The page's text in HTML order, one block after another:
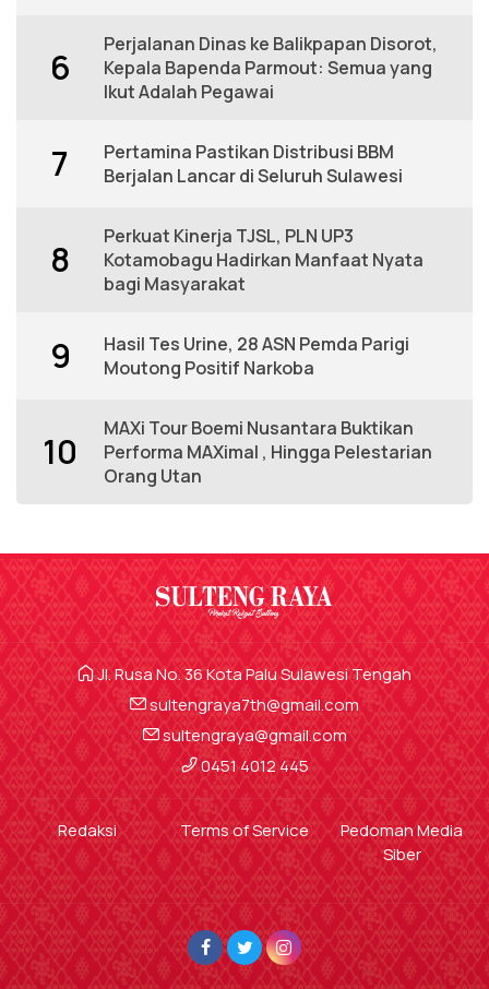
6
Perjalanan Dinas ke Balikpapan Disorot,
Kepala Bapenda Parmout: Semua yang
Ikut Adalah Pegawai
7
Pertamina Pastikan Distribusi BBM
Berjalan Lancar di Seluruh Sulawesi
8
Perkuat Kinerja TJSL, PLN UP3
Kotamobagu Hadirkan Manfaat Nyata
bagi Masyarakat
9
Hasil Tes Urine, 28 ASN Pemda Parigi
Moutong Positif Narkoba
10
MAXi Tour Boemi Nusantara Buktikan
Performa MAXimal , Hingga Pelestarian
Orang Utan
Jl. Rusa No. 36 Kota Palu Sulawesi Tengah
sultengraya7th@gmail.com
sultengraya@gmail.com
0451 4012 445
Redaksi Terms of Service
Pedoman Media
Siber